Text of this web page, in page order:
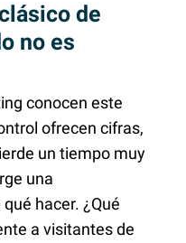
de
no es
conocen este
ofrecen cifras,
un tiempo muy
una
hacer. ¿Qué
a visitantes de